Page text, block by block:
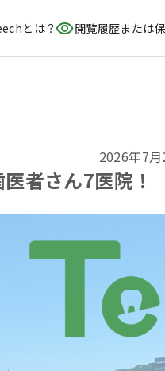
とは？ 閲覧履歴または
2026年7
者さん7医院！